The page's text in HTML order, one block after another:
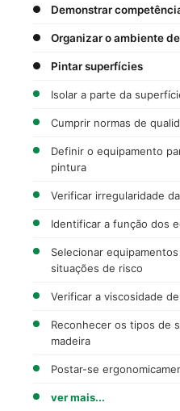
Demonstrar
Organizar o ambiente
Pintar superfícies
Isolar a parte da
Cumprir normas de
Definir o equipamento
pintura
Verificar irregularidade
Identificar a função dos
Selecionar
situações de risco
Verificar a viscosidade
Reconhecer os tipos de
madeira
Postar-se
ver mais...